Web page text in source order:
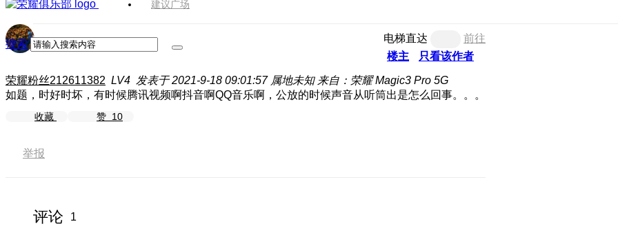
建议广场
搜索 电梯直达
前往
楼主
只看该作者
荣耀粉丝212611382 LV4 发表于 2021-9-18 09:01:57 属地未知 来自：荣耀 Magic3 Pro 5G
如题，时好时坏，有时候腾讯视频啊抖音啊QQ音乐啊，公放的时候声音从听筒出是怎么回事。。。
收藏 赞 10
举报
评论 1